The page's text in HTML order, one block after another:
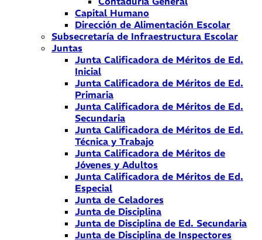
Capital Humano
Dirección de Alimentación Escolar
Subsecretaría de Infraestructura Escolar
Juntas
Junta Calificadora de Méritos de Ed.
Inicial
Junta Calificadora de Méritos de Ed.
Primaria
Junta Calificadora de Méritos de Ed.
Secundaria
Junta Calificadora de Méritos de Ed.
Técnica y Trabajo
Junta Calificadora de Méritos de
Jóvenes y Adultos
Junta Calificadora de Méritos de Ed.
Especial
Junta de Celadores
Junta de Disciplina
Junta de Disciplina de Ed. Secundaria
Junta de Disciplina de Inspectores